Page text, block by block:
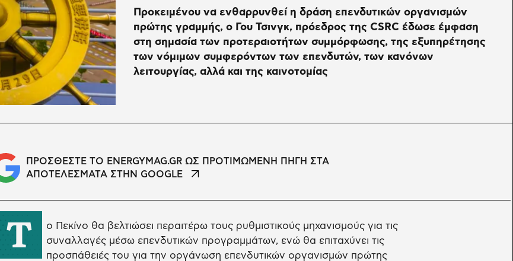
Προκειμένου να ενθαρρυνθεί η δράση επενδυτικών οργανισμών
πρώτης γραμμής, ο Γου Τσινγκ, πρόεδρος της CSRC έδωσε έμφαση
στη σημασία των προτεραιοτήτων συμμόρφωσης, της εξυπηρέτησης
των νόμιμων συμφερόντων των επενδυτών, των κανόνων
λειτουργίας, αλλά και της καινοτομίας
ΠΡΟΣΘΕΣΤΕ ΤΟ ENERGYMAG.GR ΩΣ ΠΡΟΤΙΜΩΜΕΝΗ ΠΗΓΗ ΣΤΑ
ΑΠΟΤΕΛΕΣΜΑΤΑ ΣΤΗΝ GOOGLE
Τ
ο Πεκίνο θα βελτιώσει περαιτέρω τους ρυθμιστικούς μηχανισμούς για τις
συναλλαγές μέσω επενδυτικών προγραμμάτων, ενώ θα επιταχύνει τις
προσπάθειές του για την οργάνωση επενδυτικών οργανισμών πρώτης